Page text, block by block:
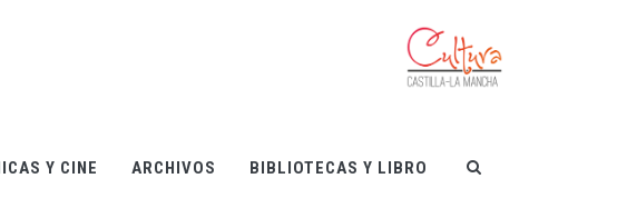
Y CINE ARCHIVOS BIBLIOTECAS Y LIBRO